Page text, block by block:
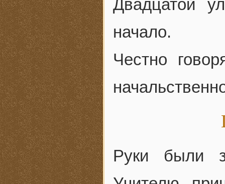
Двадцатой
начало.
Честно
Руки были